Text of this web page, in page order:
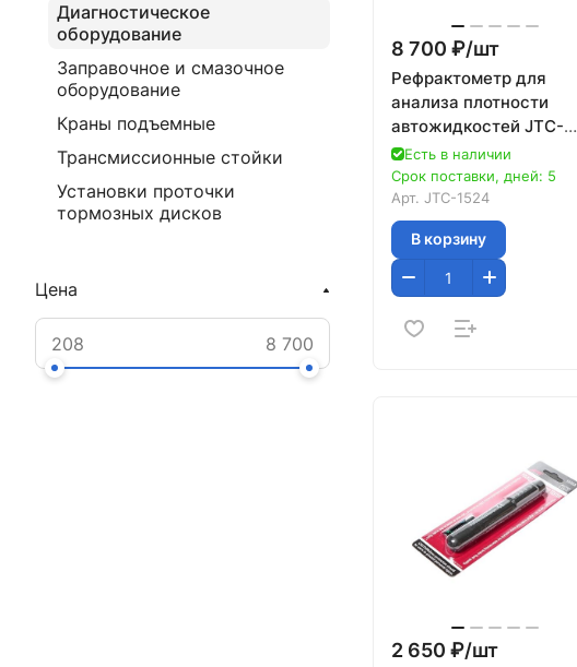
8 700 ₽/шт
Рефрактометр для
анализа плотности
автожидкостей JTC-
1524
Есть в наличии
Срок поставки, дней: 5
Арт. JTC-1524
В корзину
2 650 ₽/шт
Диагностическое
оборудование
Заправочное и смазочное
оборудование
Краны подъемные
Трансмиссионные стойки
Установки проточки
тормозных дисков
Цена